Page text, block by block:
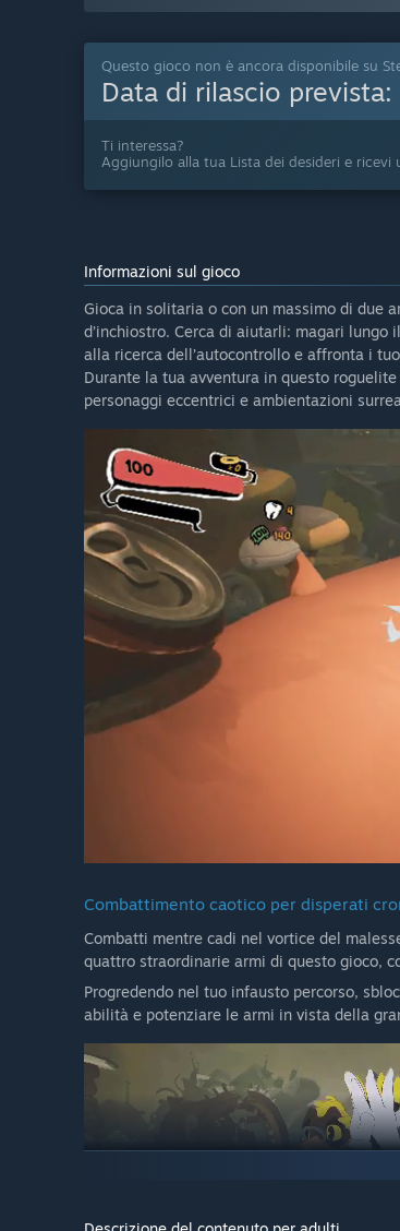
Questo gioco non è ancora disponibile su
Data di rilascio prevista:
Ti interessa?
Aggiungilo alla tua Lista dei desideri e
Informazioni sul gioco
Gioca in solitaria o con un massimo di due
d’inchiostro. Cerca di aiutarli: magari
alla ricerca dell’autocontrollo e affronta i
Durante la tua avventura in questo
personaggi eccentrici e ambientazioni
Combattimento caotico per disperati
Combatti mentre cadi nel vortice del
quattro straordinarie armi di questo gioco,
Progredendo nel tuo infausto percorso,
abilità e potenziare le armi in vista della